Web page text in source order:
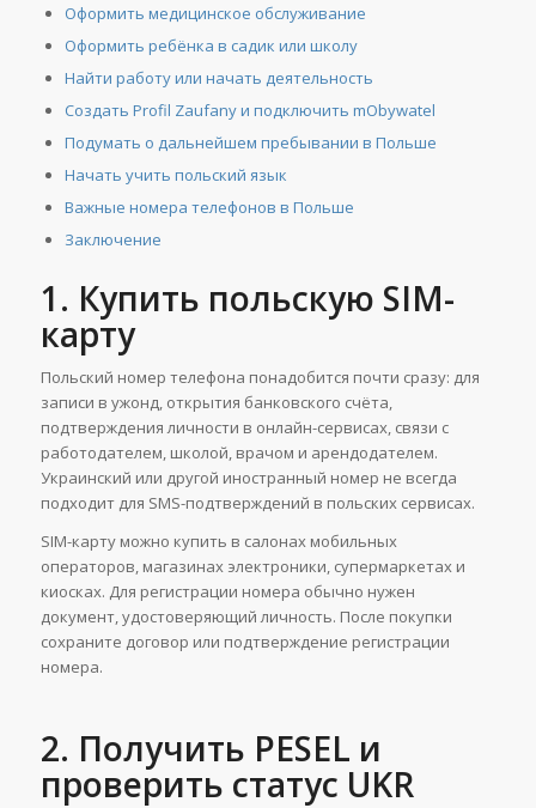
Оформить медицинское обслуживание
Оформить ребёнка в садик или школу
Найти работу или начать деятельность
Создать Profil Zaufany и подключить mObywatel
Подумать о дальнейшем пребывании в Польше
Начать учить польский язык
Важные номера телефонов в Польше
Заключение
1. Купить польскую SIM-
карту
Польский номер телефона понадобится почти сразу: для
записи в ужонд, открытия банковского счёта,
подтверждения личности в онлайн-сервисах, связи с
работодателем, школой, врачом и арендодателем.
Украинский или другой иностранный номер не всегда
подходит для SMS-подтверждений в польских сервисах.
SIM-карту можно купить в салонах мобильных
операторов, магазинах электроники, супермаркетах и
киосках. Для регистрации номера обычно нужен
документ, удостоверяющий личность. После покупки
сохраните договор или подтверждение регистрации
номера.
2. Получить PESEL и
проверить статус UKR